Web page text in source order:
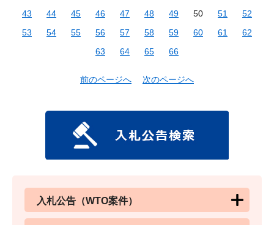
43
44 45 46 47 48 49 50 51
52
53
54 55 56 57 58 59 60 61
62
63
64 65 66
前のページへ 次のページへ
入札公告（WTO案件）